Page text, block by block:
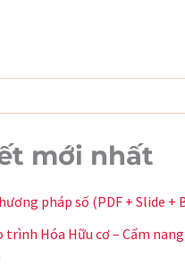
mới nhất
pháp số (PDF + Slide +
trình Hóa Hữu cơ – Cẩm